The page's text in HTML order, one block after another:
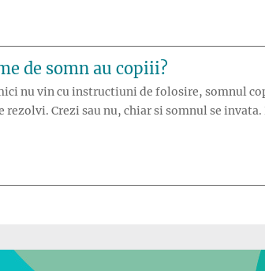
de somn au copiii?
nu vin cu instructiuni de folosire, somnul
rezolvi. Crezi sau nu, chiar si somnul se